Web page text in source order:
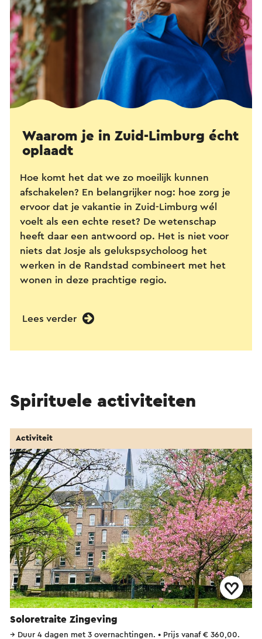
Waarom je in Zuid-Limburg écht
oplaadt
Hoe komt het dat we zo moeilijk kunnen
afschakelen? En belangrijker nog: hoe zorg je
ervoor dat je vakantie in Zuid-Limburg wél
voelt als een echte reset? De wetenschap
heeft daar een antwoord op. Het is niet voor
niets dat Josje als gelukspsycholoog het
werken in de Randstad combineert met het
wonen in deze prachtige regio.
Lees verder
Spirituele activiteiten
Soloretraite Zingeving
Activiteit
→ Duur 4 dagen met 3 overnachtingen. • Prijs vanaf € 360,00.